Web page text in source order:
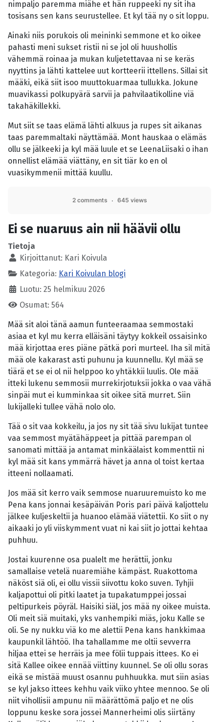
nimpaljo paremma miähe et hän ruppeeki ny sit iha
tosisans sen kans seurustellee. Et kyl tää ny o sit loppu.
Ainaki niis porukois oli meininki semmone et ko oikee
pahasti meni sukset ristii ni se jol oli huushollis
vähemmä roinaa ja mukan kuljetettavaa ni se keräs
nyyttins ja lähti kattelee uut kortteerii ittellens. Sillai sit
määki, eikä siit isoo muuttokuarmaa tullukka. Jokune
muavikassi polkupyärä sarvii ja pahvilaatikolline viä
takahäkillekki.
Mut siit se taas elämä lähti alkuus ja rupes sit aikanas
taas paremmaltaki näyttämää. Mont hauskaa o elämäs
ollu se jälkeeki ja kyl mää luule et se LeenaLiisaki o ihan
onnellist elämää viättäny, en sit tiär ko en ol
vuasikymmenii mittää kuullu.
2 comments 645 views
Ei se nuaruus ain nii häävii ollu
Tietoja
Kirjoittanut: Kari Koivula
Kategoria: Kari Koivulan blogi
Luotu: 25 helmikuu 2026
Osumat: 564
Mää sit aloi tänä aamun funteeraamaa semmostaki
asiaa et kyl mu kerra elläisäni täytyy kokkeil ossaisinko
mää kirjottaa eres piäne pätkä pori murteel. Iha sil mitä
mää ole kakarast asti puhunu ja kuunnellu. Kyl mää se
tiärä et se ei ol nii helppoo ko yhtäkkii luulis. Ole mää
itteki lukenu semmosii murrekirjotuksii jokka o vaa vähä
sinpäi mut ei kumminkaa sit oikee sitä murret. Siin
lukijalleki tullee vähä nolo olo.
Tää o sit vaa kokkeilu, ja jos ny sit tää sivu lukijat tuntee
vaa semmost myätähäppeet ja pittää parempan ol
sanomati mittää ja antamat minkäälaist kommenttii ni
kyl mää sit kans ymmärrä hävet ja anna ol toist kertaa
itteeni nollaamati.
Jos mää sit kerro vaik semmose nuaruuremuisto ko me
Pena kans jonnai kesäpäivän Poris pari päivä kaljottelu
jälkee kuljeskeltii ja huanoo elämää viätettii. Ko siit o ny
aikaaki jo yli viiskymment vuat ni kai siit jo jottai kehtaa
puhhuu.
Jostai kuurenne osa pualelt me herättii, jonku
samallaise vetelä nuaremiähe kämpäst. Ruakottoma
näköst siä oli, ei ollu vissii siivottu koko suven. Tyhjii
kaljapottui oli pitki laatet ja tupakatumppei jossai
peltipurkeis pöyräl. Haisiki siäl, jos mää ny oikee muista.
Oli meit siä muitaki, yks vanhempiki miäs, joku Kalle se
oli. Se ny nukku viä ko me alettii Pena kans hankkimaa
kaupunkil lähtöö. Iha tahallamme me oltii sevverra
hiljaa ettei se herräis ja mee fölii tuppais ittees. Ko ei
sitä Kallee oikee ennää viittiny kuunnel. Se oli ollu soras
eikä se mistää muust osannu puhhuukka. mut siin asias
se kyl jakso ittees kehhu vaik viiko yhtee mennoo. Se oli
niit vihollisii ampunu nii määrättömä paljo et ne olis
loppunu keske sora jossei Mannerheimi olis siirtäny